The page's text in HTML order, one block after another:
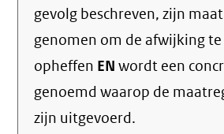
gevolg beschreven, zijn
genomen om de afwijking
opheffen EN wordt een
genoemd waarop de
zijn uitgevoerd.